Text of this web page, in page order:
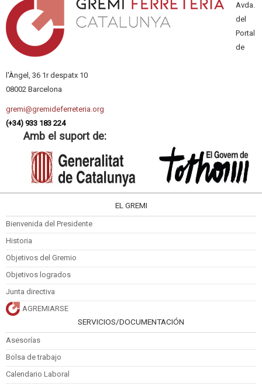
Avda.
del
Portal
de
l'Àngel, 36 1r despatx 10
08002 Barcelona
gremi@gremideferreteria.org
(+34) 933 183 224
Amb el suport de:
EL GREMI
Bienvenida del Presidente
Historia
Objetivos del Gremio
Objetivos logrados
Junta directiva
AGREMIARSE
SERVICIOS/DOCUMENTACIÓN
Asesorías
Bolsa de trabajo
Calendario Laboral